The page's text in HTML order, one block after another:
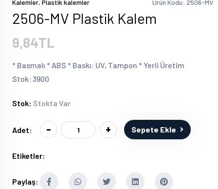
Kalemler, Plastik kalemler Ürün Kodu: 2506-MV
2506-MV Plastik Kalem
9,84TL
* Basmalı * ABS * Baskı: UV, Tampon * Yerli Üretim
Stok: 3900
Stok: Stokta Var
Adet: - + Sepete Ekle
Etiketler:
Paylaş: